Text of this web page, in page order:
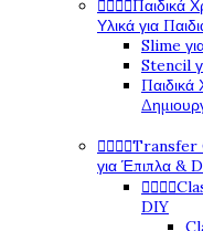
Παιδικά
Υλικά για
Slime
Stencil
Παιδικά
Transfer
για Έπιπλα &

DIY